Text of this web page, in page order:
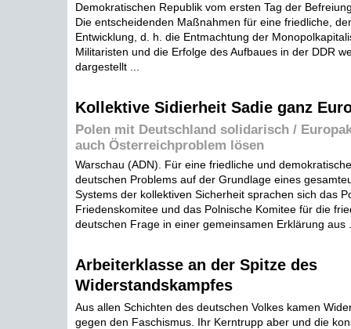
Demokratischen Republik vom ersten Tag der
Die entscheidenden Maßnahmen für eine friedliche,
Entwicklung, d. h. die Entmachtung der
Militaristen und die Erfolge des Aufbaues in der DDR
dargestellt ...
Kollektive Sidierheit Sadie ganz
Polen mit Deutschland solidarisch /
auch Österreichproblem lösen
Warschau (ADN). Für eine friedliche und
deutschen Problems auf der Grundlage eines
Systems der kollektiven Sicherheit sprachen sich das
Friedenskomitee und das Polnische Komitee für die
deutschen Frage in einer gemeinsamen Erklärung aus
Arbeiterklasse an der Spitze des
Widerstandskampfes
Aus allen Schichten des deutschen Volkes kamen
gegen den Faschismus. Ihr Kerntrupp aber und die